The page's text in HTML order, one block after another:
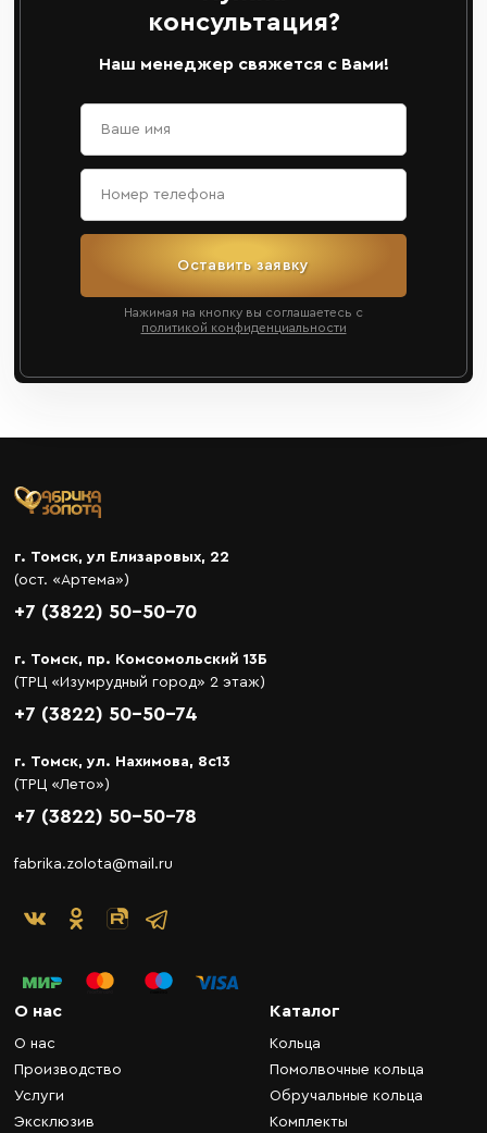
консультация?
Наш менеджер свяжется с Вами!
Оставить заявку
Нажимая на кнопку вы соглашаетесь с
политикой конфиденциальности
г. Томск, ул Елизаровых, 22
(ост. «Артема»)
+7 (3822) 50-50-70
г. Томск, пр. Комсомольский 13Б
(ТРЦ «Изумрудный город» 2 этаж)
+7 (3822) 50-50-74
г. Томск, ул. Нахимова, 8с13
(ТРЦ «Лето»)
+7 (3822) 50-50-78
fabrika.zolota@mail.ru
О нас
О нас
Производство
Услуги
Эксклюзив
Каталог
Кольца
Помолвочные кольца
Обручальные кольца
Комплекты